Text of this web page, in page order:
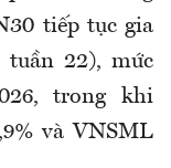
tiếp tục gia
tuần 22), mức
trong khi
và VNSML